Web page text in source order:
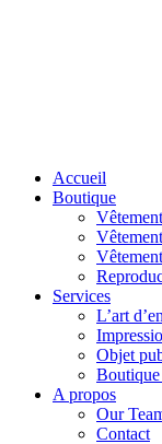
Accueil
Boutique
Services
L’art
Objet
Boutique
A propos
Our
Contact